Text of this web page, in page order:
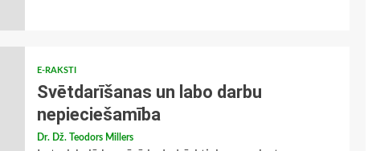
E-RAKSTI
Svētdarīšanas un labo darbu
nepieciešamība
Dr. Dž. Teodors Millers